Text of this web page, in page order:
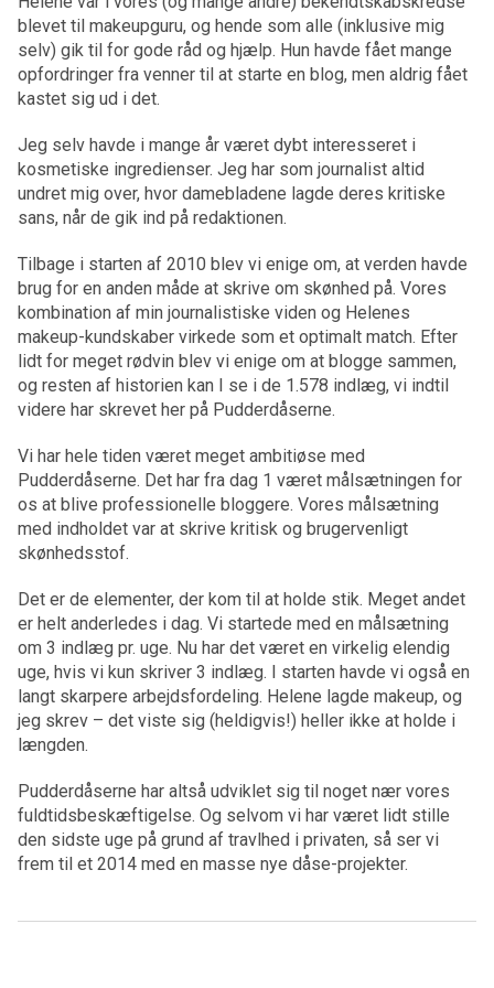
blevet til makeupguru, og hende som alle (inklusive mig
selv) gik til for gode råd og hjælp. Hun havde fået mange
opfordringer fra venner til at starte en blog, men aldrig fået
kastet sig ud i det.
Jeg selv havde i mange år været dybt interesseret i
kosmetiske ingredienser. Jeg har som journalist altid
undret mig over, hvor damebladene lagde deres kritiske
sans, når de gik ind på redaktionen.
Tilbage i starten af 2010 blev vi enige om, at verden havde
brug for en anden måde at skrive om skønhed på. Vores
kombination af min journalistiske viden og Helenes
makeup-kundskaber virkede som et optimalt match. Efter
lidt for meget rødvin blev vi enige om at blogge sammen,
og resten af historien kan I se i de 1.578 indlæg, vi indtil
videre har skrevet her på Pudderdåserne.
Vi har hele tiden været meget ambitiøse med
Pudderdåserne. Det har fra dag 1 været målsætningen for
os at blive professionelle bloggere. Vores målsætning
med indholdet var at skrive kritisk og brugervenligt
skønhedsstof.
Det er de elementer, der kom til at holde stik. Meget andet
er helt anderledes i dag. Vi startede med en målsætning
om 3 indlæg pr. uge. Nu har det været en virkelig elendig
uge, hvis vi kun skriver 3 indlæg. I starten havde vi også en
langt skarpere arbejdsfordeling. Helene lagde makeup, og
jeg skrev – det viste sig (heldigvis!) heller ikke at holde i
længden.
Pudderdåserne har altså udviklet sig til noget nær vores
fuldtidsbeskæftigelse. Og selvom vi har været lidt stille
den sidste uge på grund af travlhed i privaten, så ser vi
frem til et 2014 med en masse nye dåse-projekter.